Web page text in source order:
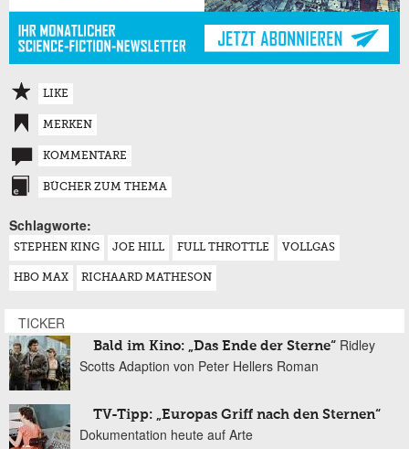
LIKE
MERKEN
KOMMENTARE
BÜCHER ZUM THEMA
Schlagworte:
STEPHEN KING JOE HILL FULL THROTTLE VOLLGAS
HBO MAX RICHAARD MATHESON
TICKER
Bald im Kino: „Das Ende der Sterne“ Ridley
Scotts Adaption von Peter Hellers Roman
TV-Tipp: „Europas Griff nach den Sternen“
Dokumentation heute auf Arte